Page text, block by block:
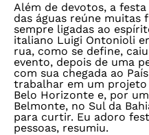
Além de devotos, a
das águas reúne muitas
sempre ligadas ao
italiano Luigi Ontonioli
rua, como se define,
evento, depois de uma
com sua chegada ao
trabalhar em um projeto
Belo Horizonte e, por
Belmonte, no Sul da
para curtir. Eu adoro
pessoas, resumiu.